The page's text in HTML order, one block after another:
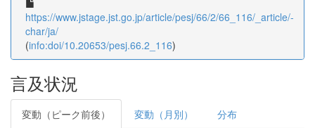
https://www.jstage.jst.go.jp/article/pesj/66/2/66_116/_article/-
char/ja/
(info:doi/10.20653/pesj.66.2_116)
言及状況
変動（ピーク前後） 変動（月別） 分布